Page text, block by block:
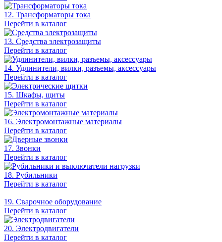
12. Трансформаторы тока
Перейти в каталог
13. Средства электрозащиты
Перейти в каталог
14. Удлинители, вилки, разъемы, аксессуары
Перейти в каталог
15. Шкафы, щиты
Перейти в каталог
16. Электромонтажные материалы
Перейти в каталог
17. Звонки
Перейти в каталог
18. Рубильники
Перейти в каталог
19. Сварочное оборудование
Перейти в каталог
20. Электродвигатели
Перейти в каталог